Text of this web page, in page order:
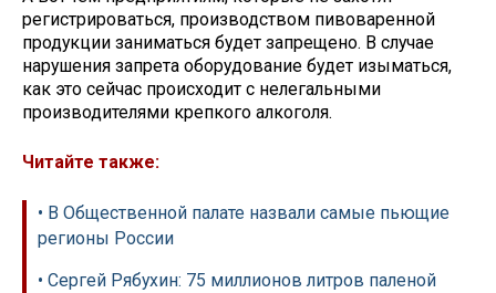
регистрироваться, производством пивоваренной
продукции заниматься будет запрещено. В случае
нарушения запрета оборудование будет изыматься,
как это сейчас происходит с нелегальными
производителями крепкого алкоголя.
Читайте также:
• В Общественной палате назвали самые пьющие
регионы России
• Сергей Рябухин: 75 миллионов литров паленой